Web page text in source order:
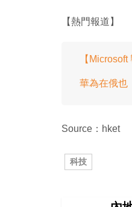
【熱門報道】
【
華為在俄也
Source：hket
科技